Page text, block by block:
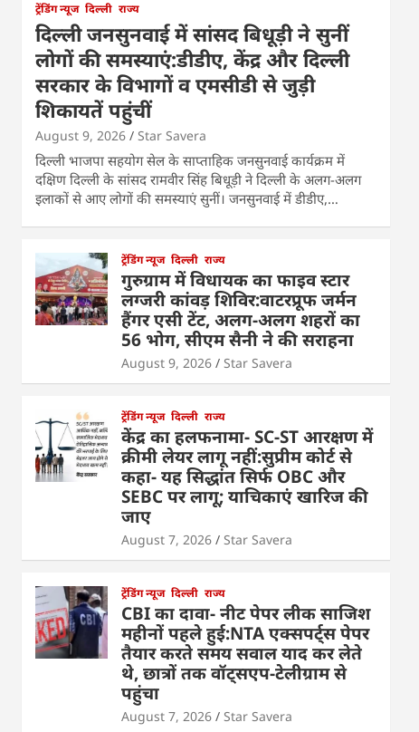
ट्रेंडिंग न्यूज दिल्ली राज्य
दिल्ली जनसुनवाई में सांसद बिधूड़ी ने सुनीं
लोगों की समस्याएं:डीडीए, केंद्र और दिल्ली
सरकार के विभागों व एमसीडी से जुड़ी
शिकायतें पहुंचीं
August 9, 2026 Star Savera
दिल्ली भाजपा सहयोग सेल के साप्ताहिक जनसुनवाई कार्यक्रम में
दक्षिण दिल्ली के सांसद रामवीर सिंह बिधूड़ी ने दिल्ली के अलग-अलग
इलाकों से आए लोगों की समस्याएं सुनीं। जनसुनवाई में डीडीए,…
ट्रेंडिंग न्यूज दिल्ली राज्य
गुरुग्राम में विधायक का फाइव स्टार
लग्जरी कांवड़ शिविर:वाटरप्रूफ जर्मन
हैंगर एसी टेंट, अलग-अलग शहरों का
56 भोग, सीएम सैनी ने की सराहना
August 9, 2026 Star Savera
ट्रेंडिंग न्यूज दिल्ली राज्य
केंद्र का हलफनामा- SC-ST आरक्षण में
क्रीमी लेयर लागू नहीं:सुप्रीम कोर्ट से
कहा- यह सिद्धांत सिर्फ OBC और
SEBC पर लागू; याचिकाएं खारिज की
जाए
August 7, 2026 Star Savera
ट्रेंडिंग न्यूज दिल्ली राज्य
CBI का दावा- नीट पेपर लीक साजिश
महीनों पहले हुई:NTA एक्सपर्ट्स पेपर
तैयार करते समय सवाल याद कर लेते
थे, छात्रों तक वॉट्सएप-टेलीग्राम से
पहुंचा
August 7, 2026 Star Savera